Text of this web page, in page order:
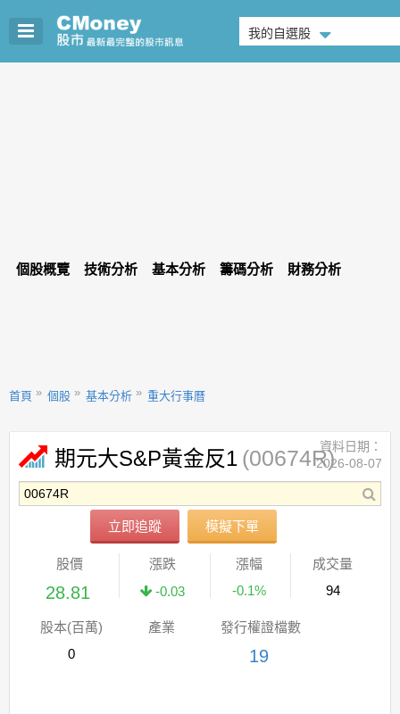
我的自選股
個股概覽 技術分析 基本分析 籌碼分析 財務分析
首頁 個股 基本分析 重大行事曆
期元大S&P黃金反1 (00674R)
立即追蹤 模擬下單
資料日期：
2026-08-07
股價
28.81
漲跌
-0.03
漲幅
-0.1%
成交量
94
股本(百萬)
0
產業 發行權證檔數
19